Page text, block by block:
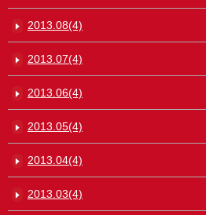
2013.08(4)
2013.07(4)
2013.06(4)
2013.05(4)
2013.04(4)
2013.03(4)